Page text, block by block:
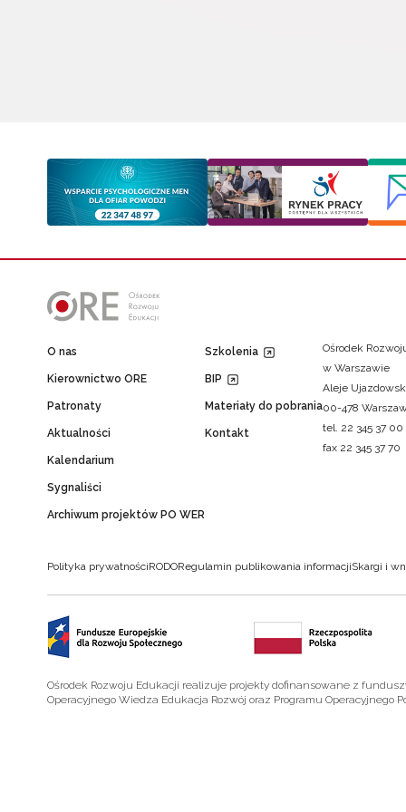
O nas
Kierownictwo ORE
Patronaty
Aktualności
Kalendarium
Sygnaliści
Archiwum projektów PO WER
Szkolenia
BIP
Materiały do pobrania
Kontakt
Ośrodek
w Warszawie
Aleje
00-478
tel. 22 345 37 00
fax 22 345 37 70
Polityka prywatnościRODORegulamin publikowania informacjiSkargi i
Ośrodek Rozwoju Edukacji realizuje projekty dofinansowane z
Operacyjnego Wiedza Edukacja Rozwój oraz Programu Operacyjnego